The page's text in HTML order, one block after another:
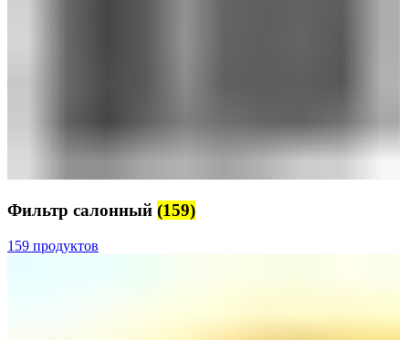
Фильтр салонный (159)
159 продуктов